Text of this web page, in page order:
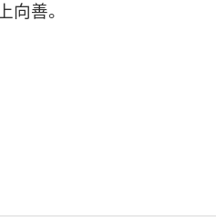
向善。